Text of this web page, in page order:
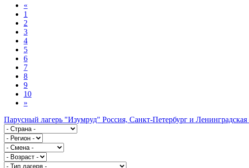
«
1
2
3
4
5
6
7
8
9
10
»
Парусный лагерь "Изумруд" Россия, Санкт-Петербург и Ленинградская